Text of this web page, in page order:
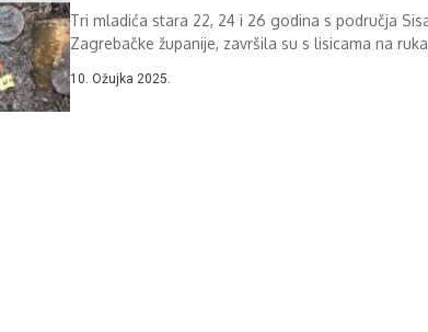
Tri mladića stara 22, 24 i 26 godina s područja
Zagrebačke županije, završila su s lisicama na
10. Ožujka 2025.